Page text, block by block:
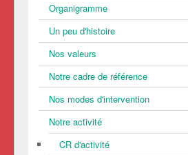
Organigramme
Un peu d'histoire
Nos valeurs
Notre cadre de référence
Nos modes d'intervention
Notre activité
CR d'activité